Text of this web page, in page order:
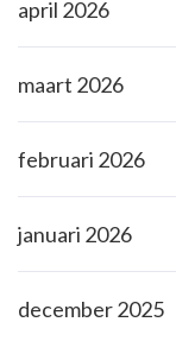
april 2026
maart 2026
februari 2026
januari 2026
december 2025